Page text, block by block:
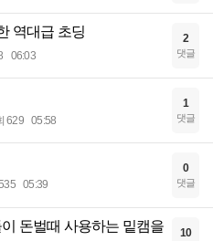
역대급 초딩
06:03
2
댓글
629 05:58
1
댓글
05:39
0
댓글
돈벌때 사용하는 밑캠을
10